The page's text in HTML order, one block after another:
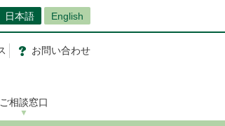
日本語 English
お問い合わせ
ご相談窓口